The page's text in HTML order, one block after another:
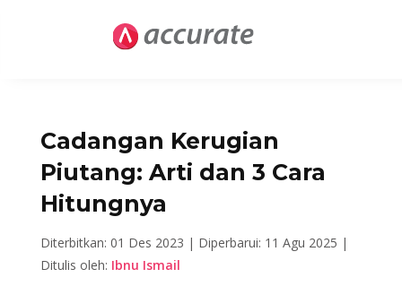
Cadangan Kerugian
Piutang: Arti dan 3 Cara
Hitungnya
Diterbitkan: 01 Des 2023 | Diperbarui: 11 Agu 2025 |
Ditulis oleh: Ibnu Ismail